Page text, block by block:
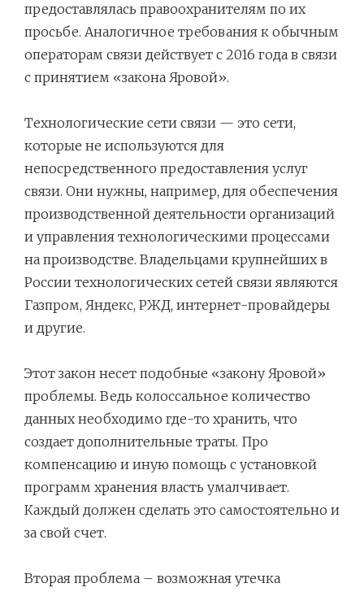
предоставлялась правоохранителям по их
просьбе. Аналогичное требования к обычным
операторам связи действует с 2016 года в связи
с принятием «закона Яровой».
Технологические сети связи — это сети,
которые не используются для
непосредственного предоставления услуг
связи. Они нужны, например, для обеспечения
производственной деятельности организаций
и управления технологическими процессами
на производстве. Владельцами крупнейших в
России технологических сетей связи являются
Газпром, Яндекс, РЖД, интернет-провайдеры
и другие.
Этот закон несет подобные «закону Яровой»
проблемы. Ведь колоссальное количество
данных необходимо где-то хранить, что
создает дополнительные траты. Про
компенсацию и иную помощь с установкой
программ хранения власть умалчивает.
Каждый должен сделать это самостоятельно и
за свой счет.
Вторая проблема – возможная утечка